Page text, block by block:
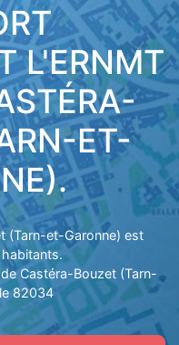
L'ERNMT
ET-
(Tarn-et-Garonne) est
Castéra-Bouzet (Tarn-
82034